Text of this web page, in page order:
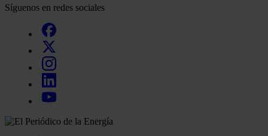
Síguenos en redes sociales